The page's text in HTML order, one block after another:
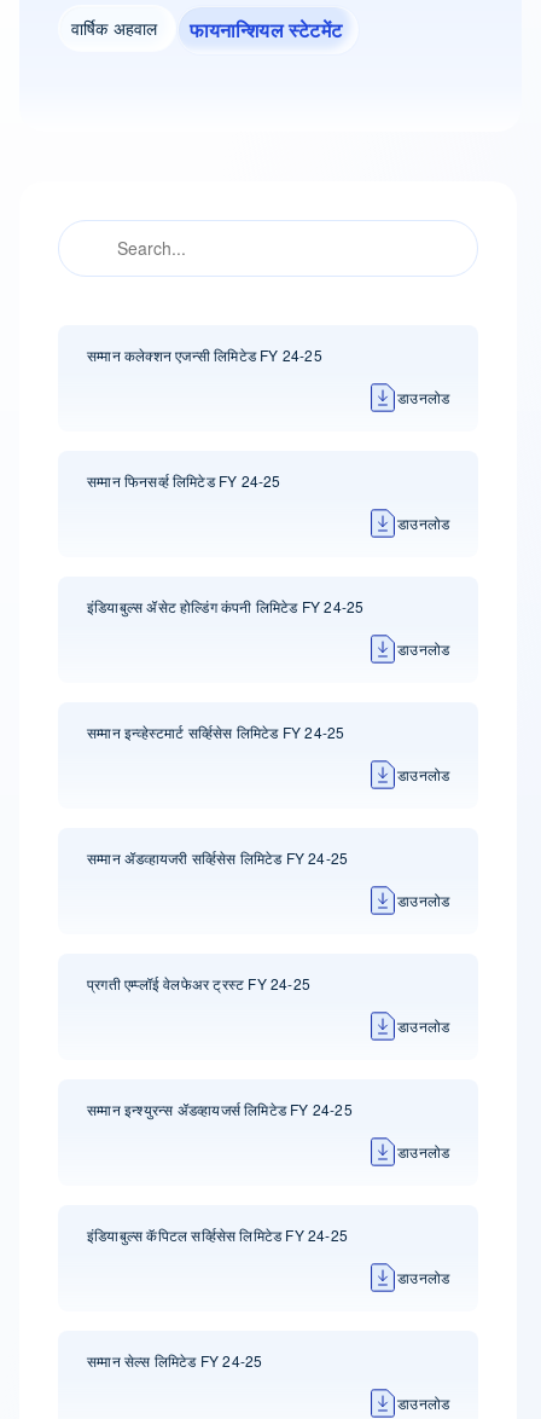
वार्षिक अहवाल फायनान्शियल स्टेटमेंट
सम्मान कलेक्शन एजन्सी लिमिटेड FY 24-25
डाउनलोड
सम्मान फिनसर्व्ह लिमिटेड FY 24-25
डाउनलोड
इंडियाबुल्स ॲसेट होल्डिंग कंपनी लिमिटेड FY 24-25
डाउनलोड
सम्मान इन्व्हेस्टमार्ट सर्व्हिसेस लिमिटेड FY 24-25
डाउनलोड
सम्मान ॲडव्हायजरी सर्व्हिसेस लिमिटेड FY 24-25
डाउनलोड
प्रगती एम्प्लॉई वेलफेअर ट्रस्ट FY 24-25
डाउनलोड
सम्मान इन्श्युरन्स ॲडव्हायजर्स लिमिटेड FY 24-25
डाउनलोड
इंडियाबुल्स कॅपिटल सर्व्हिसेस लिमिटेड FY 24-25
डाउनलोड
सम्मान सेल्स लिमिटेड FY 24-25
डाउनलोड